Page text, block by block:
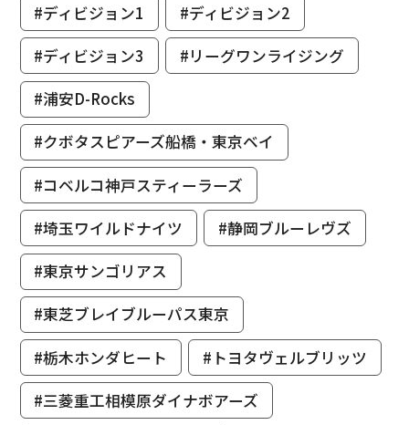
#ディビジョン1
#ディビジョン2
#ディビジョン3
#リーグワンライジング
#浦安D-Rocks
#クボタスピアーズ船橋・東京ベイ
#コベルコ神戸スティーラーズ
#埼玉ワイルドナイツ
#静岡ブルーレヴズ
#東京サンゴリアス
#東芝ブレイブルーパス東京
#栃木ホンダヒート
#トヨタヴェルブリッツ
#三菱重工相模原ダイナボアーズ